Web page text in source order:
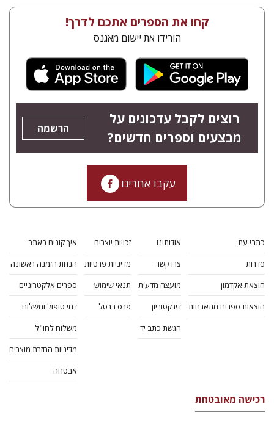
קחו את הספרים אתכם לדרך!
הורידו את יישום מאגנס
רוצים לקבל עדכונים על
מבצעים וספרים חדשים?
הרשמה
עקבו אחרינו
כתבי עת
סדרות
הוצאת אקדמון
הוצאות ספרים מתארחות
אודותינו
צרו קשר
מועצה מדעית
דירקטוריון
הגשת כתב יד
זכויות יוצרים
מדיניות פרטיות
תנאי שימוש
פרס ברטל
איך קונים באתר
הנחת הזמנה ראשונה
ספרים אלקטרוניים
דמי טיפול ומשלוח
משלוח לחו"ל
מדיניות החזרת מוצרים
אבטחה
רכישה מאובטחת